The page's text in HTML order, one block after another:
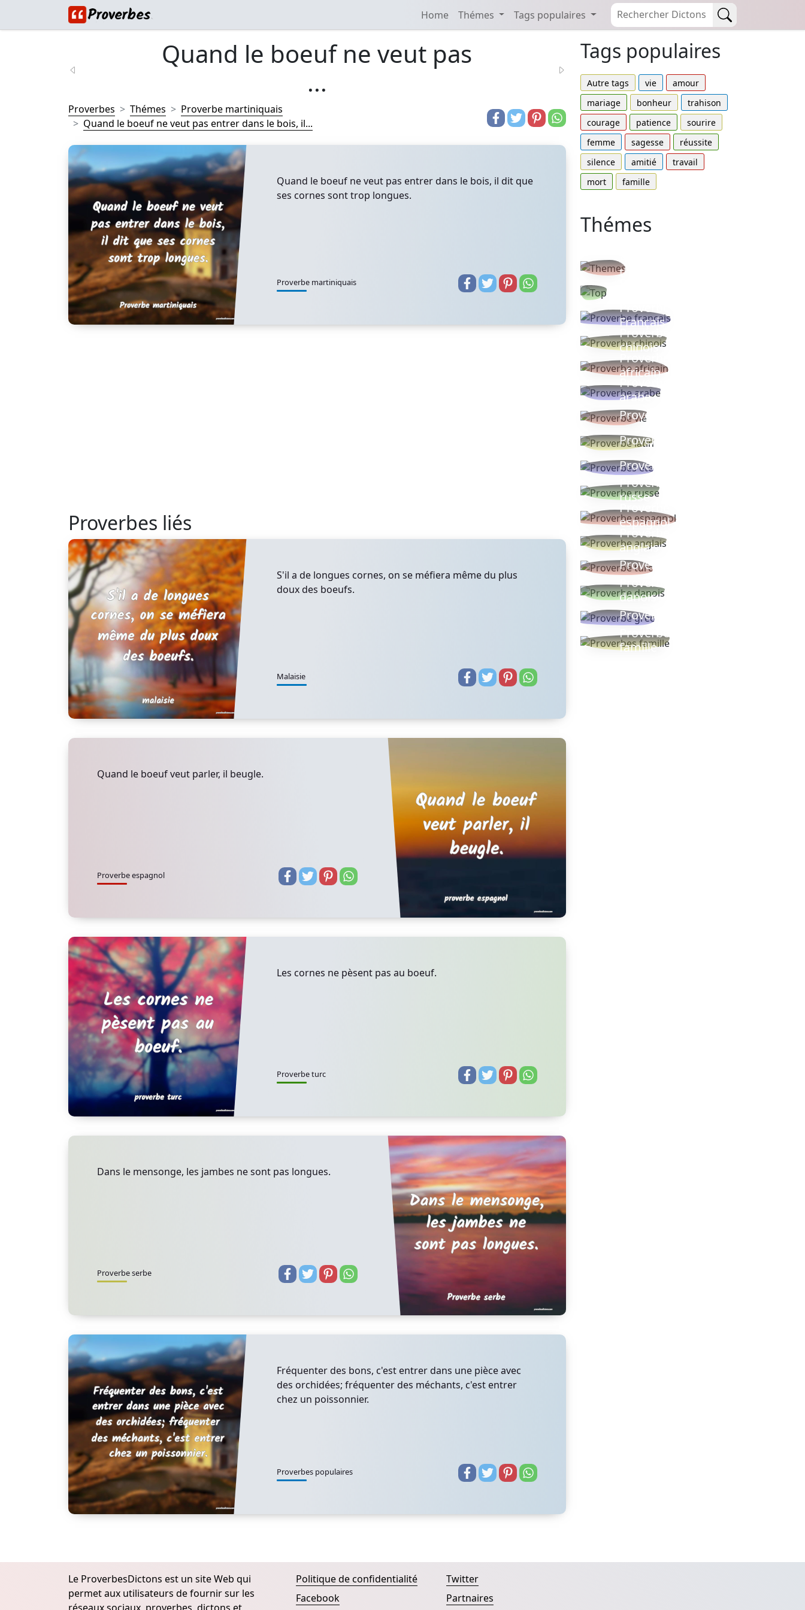
Home Thémes Tags populaires
Quand le boeuf ne veut pas
...
Proverbes Thémes
Proverbe martiniquais
Quand le boeuf ne veut pas entrer dans le bois, il...
Quand le boeuf ne veut pas entrer dans le bois, il dit que
ses cornes sont trop longues.
Proverbe martiniquais
Proverbes liés
S'il a de longues cornes, on se méfiera même du plus
doux des boeufs.
Malaisie
Quand le boeuf veut parler, il beugle.
Proverbe espagnol
Les cornes ne pèsent pas au boeuf.
Proverbe turc
Dans le mensonge, les jambes ne sont pas longues.
Proverbe serbe
Fréquenter des bons, c'est entrer dans une pièce avec
des orchidées; fréquenter des méchants, c'est entrer
chez un poissonnier.
Proverbes populaires
Tags populaires
Autre tags vie
amour
mariage
bonheur
trahison
courage
patience
sourire
femme
sagesse
réussite
silence
amitié
travail
mort
famille
Thémes
thèmes
Proverbe
Français
Proverbe
chinois
Proverbe
africain
Proverbe
arabe
Proverbe vie
Proverbe latin
Proverbes ete
Proverbe
russe
Proverbe
espagnol
Proverbe
anglais
Proverbe turc
Proverbe
danois
Proverbe grec
Proverbes
famille
Le ProverbesDictons est un site Web qui
permet aux utilisateurs de fournir sur les
Politique de confidentialité
Facebook
Twitter
Partnaires